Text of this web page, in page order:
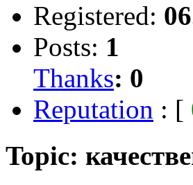
Registered:
Posts: 1
Thanks: 0
Reputation : [
Topic: